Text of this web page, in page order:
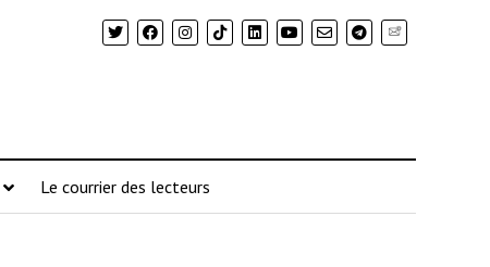
Newsletter
Le courrier des lecteurs